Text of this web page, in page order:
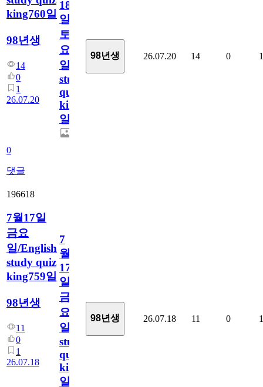
king760일
98년생
14
0
1
26.07.20
0
댓글
18
일
토
요
일/English
study
quiz
king760
일
98년생 26.07.20 14 0 1
196618
7월17일
금요
일/English
study quiz
king759일
98년생
11
0
1
26.07.18
7
월
17
일
금
요
일/English
study
quiz
king759
일
98년생 26.07.18 11 0 1